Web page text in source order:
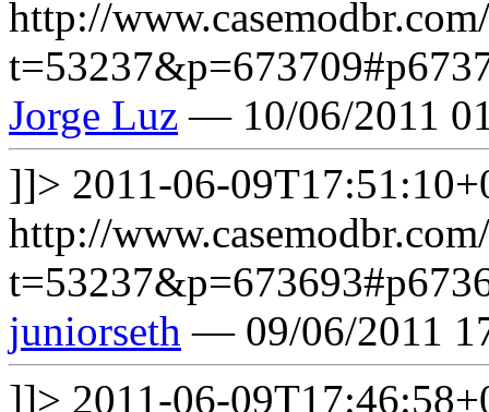
http://
Jorge Luz — 10/06/2011
]]> 2011-06-
http://
juniorseth — 09/06/2011
]]> 2011-06-